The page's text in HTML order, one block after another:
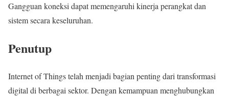
Gangguan koneksi dapat memengaruhi kinerja perangkat dan
sistem secara keseluruhan.
Penutup
Internet of Things telah menjadi bagian penting dari transformasi
digital di berbagai sektor. Dengan kemampuan menghubungkan